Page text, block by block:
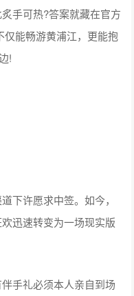
手可热?答案就藏在官方
仅能畅游黄浦江，更能抱
!
下许愿求中签。如今，
迅速转变为一场现实版
手礼必须本人亲自到场